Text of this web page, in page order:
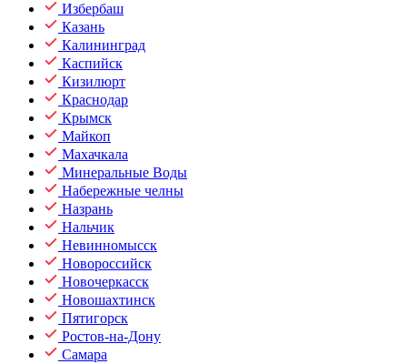
Избербаш
Казань
Калининград
Каспийск
Кизилюрт
Краснодар
Крымск
Майкоп
Махачкала
Минеральные Воды
Набережные челны
Назрань
Нальчик
Невинномысск
Новороссийск
Новочеркасск
Новошахтинск
Пятигорск
Ростов-на-Дону
Самара